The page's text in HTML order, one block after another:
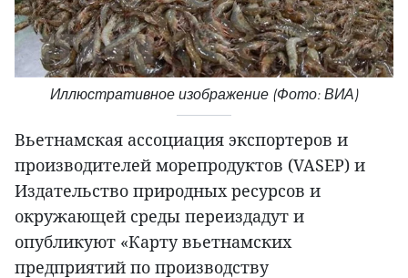
Иллюстративное изображение (Фото: ВИА)
Вьетнамская ассоциация экспортеров и
производителей морепродуктов (VASEP) и
Издательство природных ресурсов и
окружающей среды переиздадут и
опубликуют «Карту вьетнамских
предприятий по производству